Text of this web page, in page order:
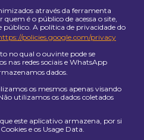
através da ferramenta
é o público de acessa o site,
público. A política de privacidade do
policies.google.com/privacy
no qual o ouvinte pode se
nas redes sociais e WhatsApp
dados.
os mesmos apenas visando
utilizamos os dados coletados
este aplicativo armazena, por si
e os Usage Data.